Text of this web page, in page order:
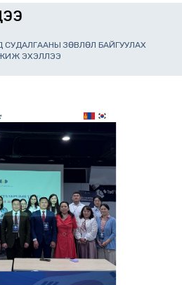
СУДАЛГААНЫ ЗӨВЛӨЛ БАЙГУУЛАХ
ЭХЭЛЛЭЭ